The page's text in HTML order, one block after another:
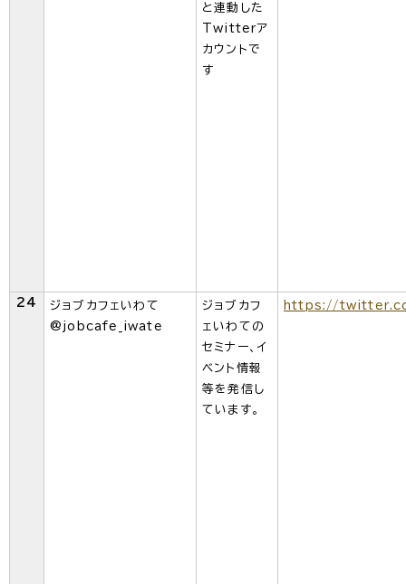
と連動した
Twitterア
カウントで
す
24
ジョブカフェいわて
@jobcafe_iwate
ジョブカフ
ェいわての
セミナー、イ
ベント情報
等を発信し
ています。
https://